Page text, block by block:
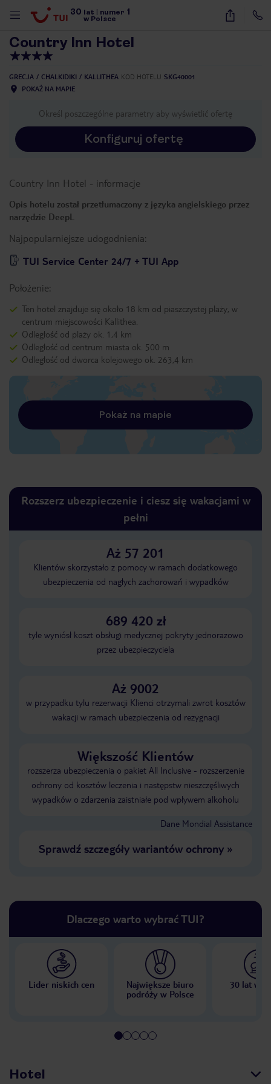
30 lat numer 1
w Polsce
44
Country Inn Hotel
GRECJA CHALKIDIKI KALLITHEA KOD HOTELU SKG40001
POKAŻ NA MAPIE
Określ poszczególne parametry aby wyświetlić ofertę
Konfiguruj ofertę
Country Inn Hotel - informacje
Opis hotelu został przetłumaczony z języka angielskiego przez
narzędzie DeepL
Najpopularniejsze udogodnienia:
TUI Service Center 24/7 + TUI App
Położenie:
Ten hotel znajduje się około 18 km od piaszczystej plaży, w
centrum miejscowości Kallithea.
Odległość od plaży ok. 1,4 km
Odległość od centrum miasta ok. 500 m
Odległość od dworca kolejowego ok. 263,4 km
Pokaż na mapie
Rozszerz ubezpieczenie i ciesz się wakacjami w
pełni
Aż 57 201
Klientów skorzystało z pomocy w ramach dodatkowego
ubezpieczenia od nagłych zachorowań i wypadków
689 420 zł
tyle wyniósł koszt obsługi medycznej pokryty jednorazowo
przez ubezpieczyciela
Aż 9002
w przypadku tylu rezerwacji Klienci otrzymali zwrot kosztów
wakacji w ramach ubezpieczenia od rezygnacji
Większość Klientów
rozszerza ubezpieczenia o pakiet All Inclusive - rozszerzenie
ochrony od kosztów leczenia i następstw nieszczęśliwych
wypadków o zdarzenia zaistniałe pod wpływem alkoholu
Dane Mondial Assistance
Sprawdź szczegóły wariantów ochrony»
Dlaczego warto wybrać TUI?
Lider niskich cen
Największe biuro
podróży w Polsce
30 lat w
Hotel